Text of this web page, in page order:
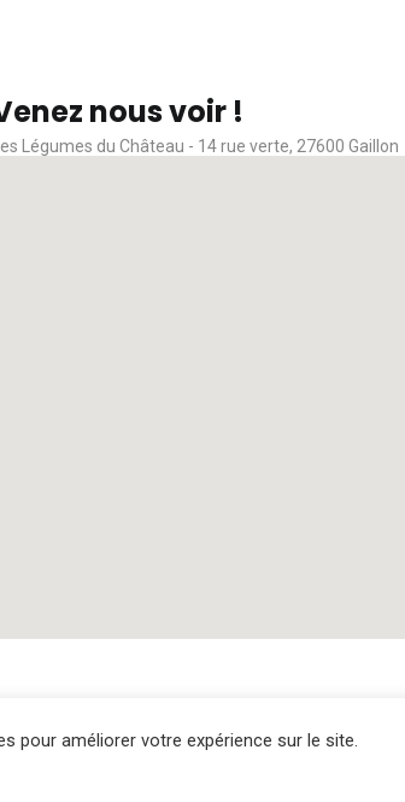
nous voir !
Légumes du Château - 14 rue verte, 27600 Gaillon
pour améliorer votre expérience sur le site.